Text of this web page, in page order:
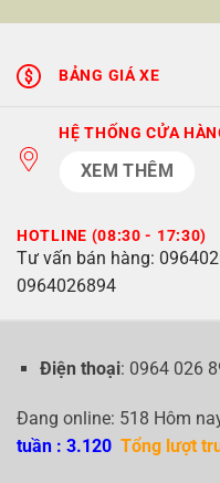
BẢNG GIÁ XE
HỆ THỐNG CỬA
XEM THÊM
HOTLINE (08:30 - 17:30)
Tư vấn bán hàng:
0964026894
Điện thoại: 0964 026
Đang online: 518 Hôm
tuần : 3.120 Tổng lượt